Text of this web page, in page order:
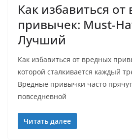
Как избавиться
привычек: Must-
Лучший
Как избавиться от вредных
которой сталкивается каждый
Вредные привычки часто
повседневной
Читать далее